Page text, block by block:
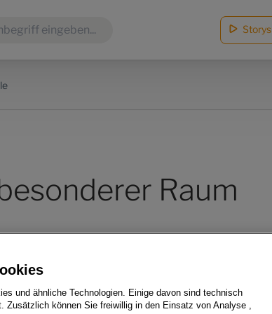
Storys
Raum
und ähnliche Technologien. Einige davon sind technisch
Zusätzlich können Sie freiwillig in den Einsatz von Analyse ,